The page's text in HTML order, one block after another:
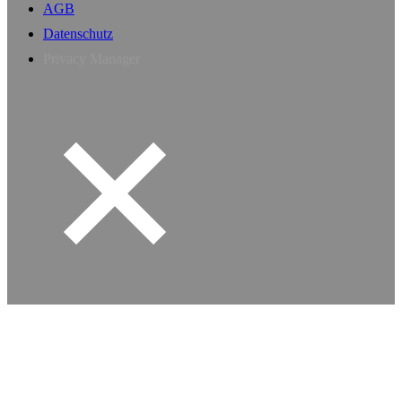
AGB
Datenschutz